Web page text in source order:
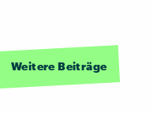
Weitere Beiträge